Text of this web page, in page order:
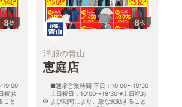
8枚
19:00
祝お
こと
8枚
洋服の青山
恵庭店
■通常営業時間 平日：10:00〜19:30
土日祝日：10:00〜19:30 ※土日祝お
よび期間により、急な変動すること